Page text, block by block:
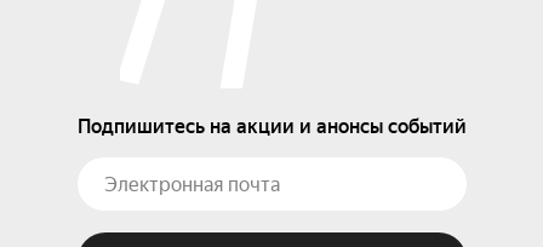
Подпишитесь на акции и анонсы событий